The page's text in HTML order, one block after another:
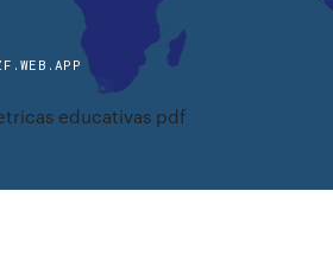
educativas pdf